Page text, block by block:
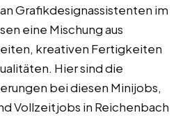
Grafikdesignassistenten im
eine Mischung aus
kreativen Fertigkeiten
Hier sind die
bei diesen Minijobs,
Vollzeitjobs in Reichenbach